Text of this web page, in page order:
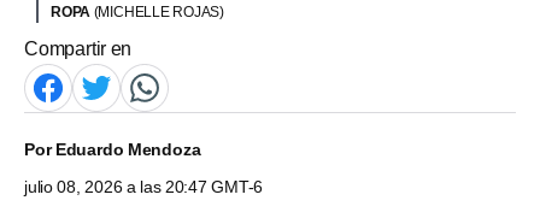
ROPA (MICHELLE ROJAS)
Compartir en
PorEduardo Mendoza
julio 08, 2026 a las 20:47 GMT-6